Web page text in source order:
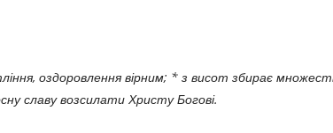
оздоровлення вірним; * з висот збирає
славу возсилати Христу Богові.